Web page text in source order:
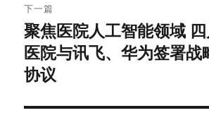
下一篇
下
篇
文
章：
聚焦医院人工智能领域
医院与讯飞、华为签署战
协议